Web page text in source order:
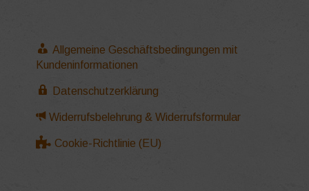
Allgemeine Geschäftsbedingungen mit
Kundeninformationen
Datenschutzerklärung
Widerrufsbelehrung & Widerrufsformular
Cookie-Richtlinie (EU)